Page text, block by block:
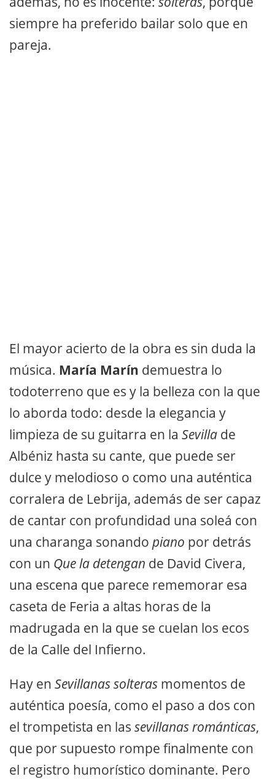
siempre ha preferido bailar solo que en
pareja.
El mayor acierto de la obra es sin duda la
música. María Marín demuestra lo
todoterreno que es y la belleza con la que
lo aborda todo: desde la elegancia y
limpieza de su guitarra en la Sevilla de
Albéniz hasta su cante, que puede ser
dulce y melodioso o como una auténtica
corralera de Lebrija, además de ser capaz
de cantar con profundidad una soleá con
una charanga sonando piano por detrás
con un Que la detengan de David Civera,
una escena que parece rememorar esa
caseta de Feria a altas horas de la
madrugada en la que se cuelan los ecos
de la Calle del Infierno.
Hay en Sevillanas solteras momentos de
auténtica poesía, como el paso a dos con
el trompetista en las sevillanas románticas,
que por supuesto rompe finalmente con
el registro humorístico dominante. Pero